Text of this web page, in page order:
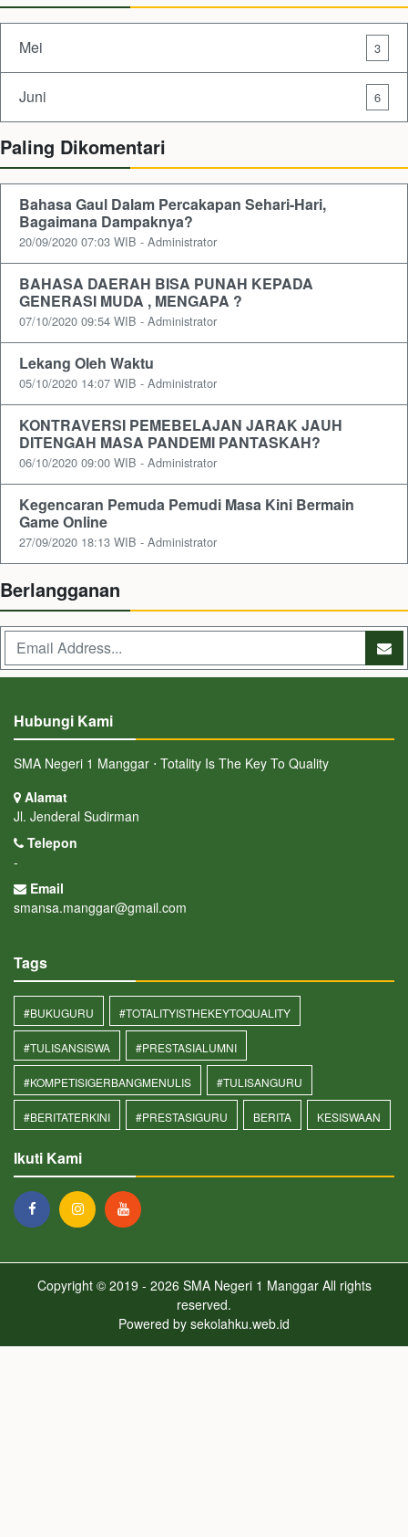
Mei 3
Juni 6
Paling Dikomentari
Bahasa Gaul Dalam Percakapan Sehari-Hari,
Bagaimana Dampaknya?
20/09/2020 07:03 WIB - Administrator
BAHASA DAERAH BISA PUNAH KEPADA
GENERASI MUDA , MENGAPA ?
07/10/2020 09:54 WIB - Administrator
Lekang Oleh Waktu
05/10/2020 14:07 WIB - Administrator
KONTRAVERSI PEMEBELAJAN JARAK JAUH
DITENGAH MASA PANDEMI PANTASKAH?
06/10/2020 09:00 WIB - Administrator
Kegencaran Pemuda Pemudi Masa Kini Bermain
Game Online
27/09/2020 18:13 WIB - Administrator
Berlangganan
Hubungi Kami
SMA Negeri 1 Manggar ⋅ Totality Is The Key To Quality
Alamat
Jl. Jenderal Sudirman
Telepon
-
Email
smansa.manggar@gmail.com
Tags
#BUKUGURU #TOTALITYISTHEKEYTOQUALITY
#TULISANSISWA #PRESTASIALUMNI
#KOMPETISIGERBANGMENULIS #TULISANGURU
#BERITATERKINI #PRESTASIGURU BERITA KESISWAAN
Ikuti Kami
Copyright © 2019 - 2026 SMA Negeri 1 ManggarAll rights
reserved.
Powered by sekolahku.web.id